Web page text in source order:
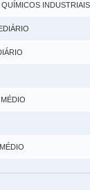
INDUSTRIAIS